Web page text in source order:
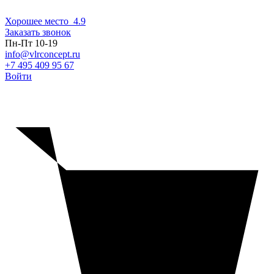
Хорошее место 4.9
Заказать звонок
Пн-Пт 10-19
info@vlrconcept.ru
+7 495 409 95 67
Войти